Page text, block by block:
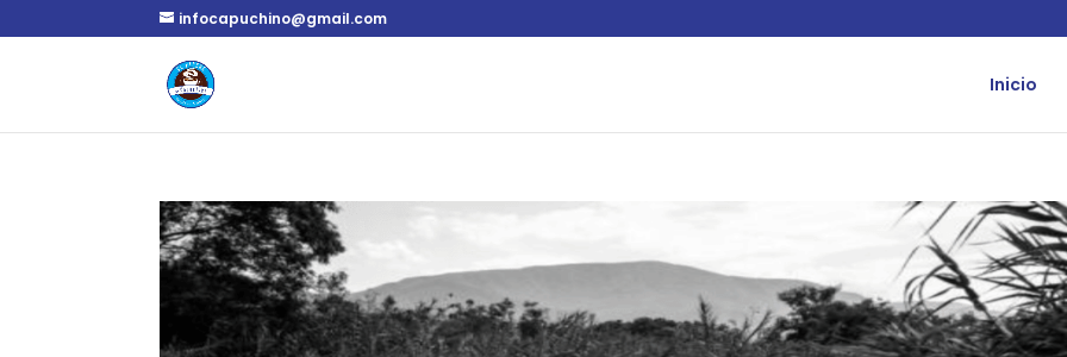
infocapuchino@gmail.com
Inicio